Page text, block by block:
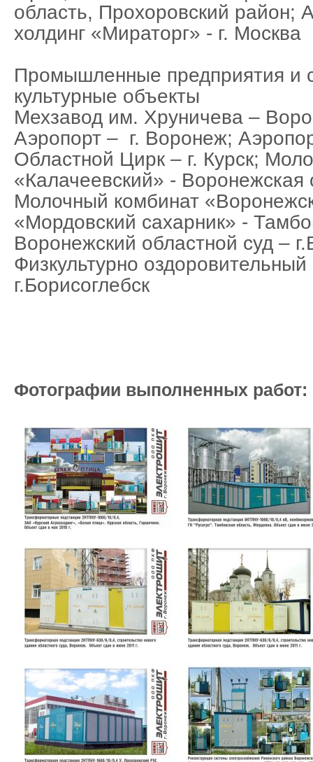
область, Прохоровский район;
холдинг «Мираторг» - г. Москва
Промышленные предприятия и
культурные объекты
Мехзавод им. Хруничева –
Аэропорт – г. Воронеж;
Областной Цирк – г. Курск;
«Калачеевский» - Воронежская
Молочный комбинат
«Мордовский сахарник» -
Воронежский областной суд –
Физкультурно
г.Борисоглебск
Фотографии выполненных работ: